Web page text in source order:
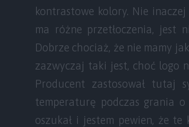
kontrastowe kolory. Nie
ma różne przetłoczenia, jest
Dobrze chociaż, że nie mamy
zazwyczaj taki jest, choć logo
Producent zastosował tutaj
temperaturę podczas grania
oszukał i jestem pewien, że